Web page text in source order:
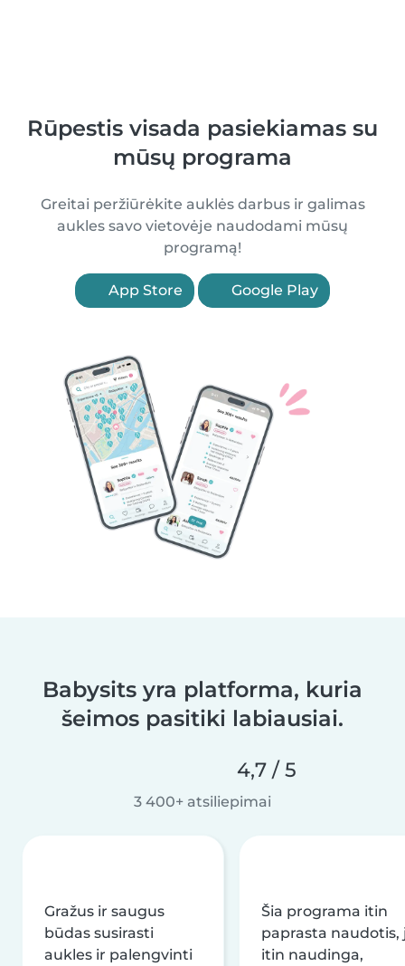
Rūpestis visada pasiekiamas su
mūsų programa
Greitai peržiūrėkite auklės darbus ir galimas
aukles savo vietovėje naudodami mūsų
programą!
App Store Google Play
Babysits yra platforma, kuria
šeimos pasitiki labiausiai.
4,7 / 5
3 400+ atsiliepimai
Gražus ir saugus
būdas susirasti
aukles ir palengvinti
Šia programa itin
paprasta naudotis,
itin naudinga,